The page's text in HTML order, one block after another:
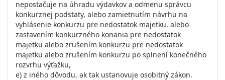
nepostačuje na úhradu výdavkov a odmenu správcu
konkurznej podstaty, alebo zamietnutím návrhu na
vyhlásenie konkurzu pre nedostatok majetku, alebo
zastavením konkurzného konania pre nedostatok
majetku alebo zrušením konkurzu pre nedostatok
majetku alebo zrušením konkurzu po splnení konečného
rozvrhu výťažku,
e) z iného dôvodu, ak tak ustanovuje osobitný zákon.